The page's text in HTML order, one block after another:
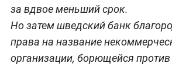
за вдвое меньший срок.
Но затем шведский банк
права на название
организации, борющейся